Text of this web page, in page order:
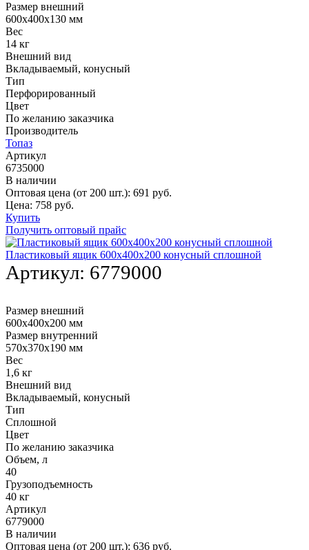
Размер внешний
600х400х130 мм
Вес
14 кг
Внешний вид
Вкладываемый, конусный
Тип
Перфорированный
Цвет
По желанию заказчика
Производитель
Топаз
Артикул
6735000
В наличии
Оптовая цена (от 200 шт.): 691 руб.
Цена: 758 руб.
Купить
Получить оптовый прайс
Пластиковый ящик 600х400х200 конусный сплошной
Артикул: 6779000
Размер внешний
600х400х200 мм
Размер внутренний
570х370х190 мм
Вес
1,6 кг
Внешний вид
Вкладываемый, конусный
Тип
Сплошной
Цвет
По желанию заказчика
Объем, л
40
Грузоподъемность
40 кг
Артикул
6779000
В наличии
Оптовая цена (от 200 шт.): 636 руб.